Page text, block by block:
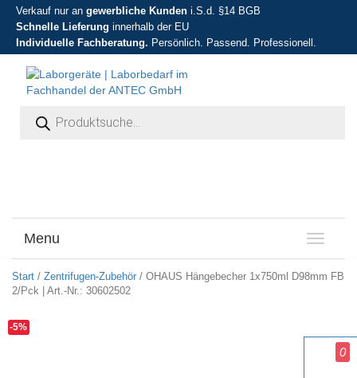
Verkauf nur an gewerbliche Kunden i.S.d. §14 BGB
Schnelle Lieferung innerhalb der EU
Individuelle Fachberatung. Persönlich. Passend. Professionell.
T
o
g
n
Menu
Start / Zentrifugen-Zubehör / OHAUS Hängebecher 1x750ml D98mm FB
2/Pck | Art.-Nr.: 30602502
-5%
0